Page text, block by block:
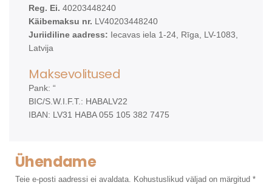
Reg. Ei. 40203448240
Käibemaksu nr. LV40203448240
Juriidiline aadress: Iecavas iela 1-24, Rīga, LV-1083,
Latvija
Maksevolitused
Pank: “
BIC/S.W.I.F.T.: HABALV22
IBAN: LV31 HABA 055 105 382 7475
Ühendame
Teie e-posti aadressi ei avaldata. Kohustuslikud väljad on märgitud *